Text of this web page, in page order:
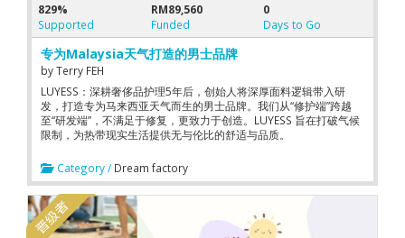
829%
Supported
RM89,560
Funded
0
Days to Go
专为Malaysia天气打造的男士品牌
byTerry FEH
LUYESS：深耕奢侈品护理5年后，创始人将深厚面料逻辑带入研
发，打造专为马来西亚天气而生的男士品牌。我们从“修护端”跨越
至“研发端”，不满足于修复，更致力于创造。LUYESS 旨在打破气候
限制，为热带现实生活提供无与伦比的舒适与品质。
Category / Dream factory